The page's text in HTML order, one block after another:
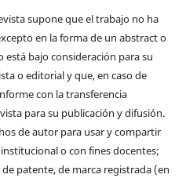
supone que el trabajo no ha
en la forma de un abstract o
bajo consideración para su
o editorial y que, en caso de
con la transferencia
para su publicación y difusión.
de autor para usar y compartir
o con fines docentes;
patente, de marca registrada (en